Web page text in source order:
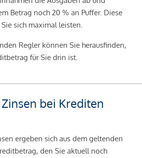
Betrag noch 20 % an Puffer. Diese
sich maximal leisten.
Regler können Sie herausfinden,
für Sie drin ist.
bei Krediten
ergeben sich aus dem geltenden
den Sie aktuell noch